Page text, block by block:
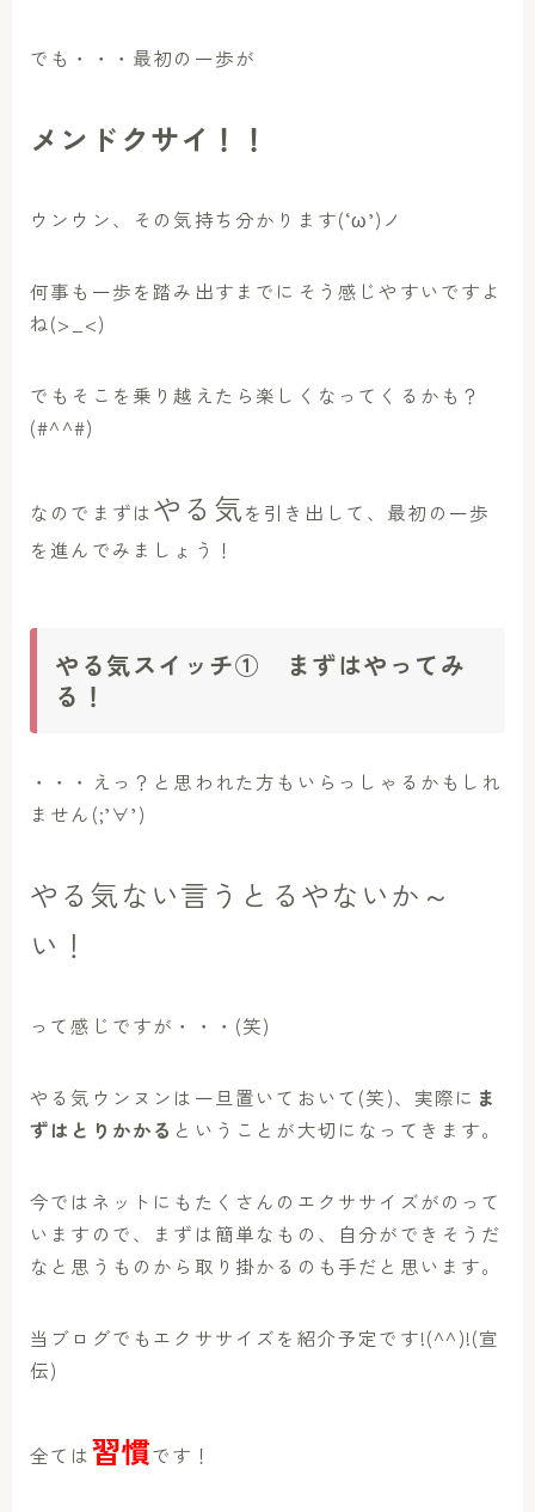
でも・・・最初の一歩が
メンドクサイ！！
ウンウン、その気持ち分かります(‘ω’)ノ
何事も一歩を踏み出すまでにそう感じやすいですよ
ね(>_<)
でもそこを乗り越えたら楽しくなってくるかも？
(#^^#)
なのでまずはやる気を引き出して、最初の一歩
を進んでみましょう！
やる気スイッチ① まずはやってみ
る！
・・・えっ？と思われた方もいらっしゃるかもしれ
ません(;’∀’)
やる気ない言うとるやないか～
い！
って感じですが・・・(笑)
やる気ウンヌンは一旦置いておいて(笑)、実際に ま
ずはとりかかる ということが大切になってきます。
今ではネットにもたくさんのエクササイズがのって
いますので、まずは簡単なもの、自分ができそうだ
なと思うものから取り掛かるのも手だと思います。
当ブログでもエクササイズを紹介予定です!(^^)!(宣
伝)
全ては習慣です！